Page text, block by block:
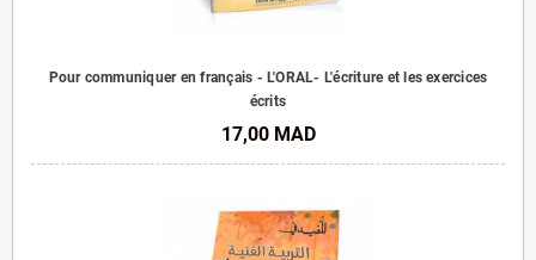
Pour communiquer en français - L'ORAL- L'écriture et les exercices
écrits
17,00 MAD